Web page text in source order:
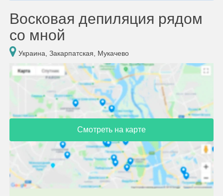
Восковая депиляция рядом
со мной
Украина, Закарпатская, Мукачево
Смотреть на карте